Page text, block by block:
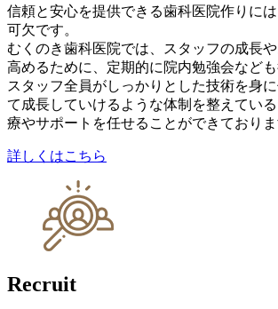
信頼と安心を提供できる歯科医院作りに
可欠です。
むくのき歯科医院では、スタッフの成長
高めるために、定期的に院内勉強会なども
スタッフ全員がしっかりとした技術を身
て成長していけるような体制を整えてい
療やサポートを任せることができておりま
詳しくはこちら
Recruit